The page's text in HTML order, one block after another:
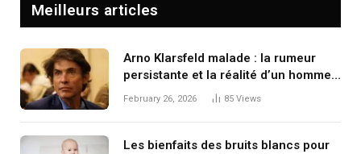
Meilleurs articles
Arno Klarsfeld malade : la rumeur
persistante et la réalité d’un homme
en constante mouvement
February 26, 2026 85 Views
Les bienfaits des bruits blancs pour